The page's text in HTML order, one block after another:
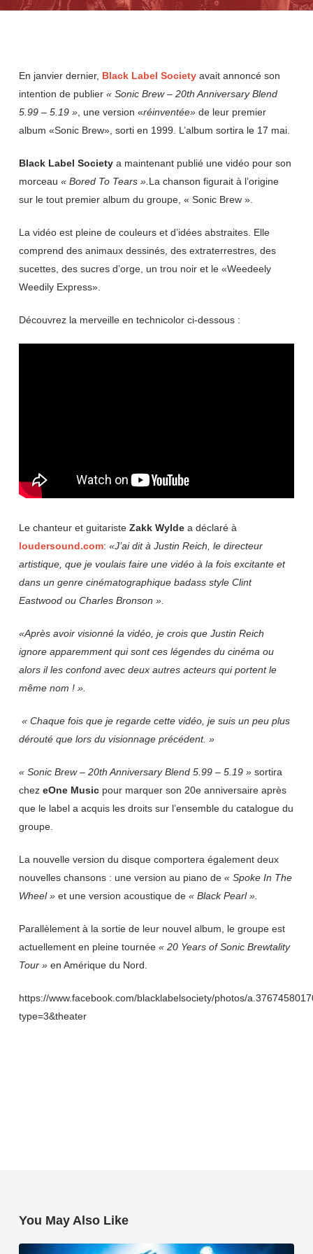
En janvier dernier, Black Label Societyavait annoncé son
intention de publier « Sonic Brew – 20th Anniversary Blend
5.99 – 5.19 », une version «réinventée»de leur premier
album «Sonic Brew», sorti en 1999. L’album sortira le 17 mai.
Black Label Societya maintenant publié une vidéo pour son
morceau « Bored To Tears ». La chanson figurait à l’origine
sur le tout premier album du groupe, « Sonic Brew ».
La vidéo est pleine de couleurs et d’idées abstraites. Elle
comprend des animaux dessinés, des extraterrestres, des
sucettes, des sucres d’orge, un trou noir et le «Weedeely
Weedily Express».
Découvrez la merveille en technicolor ci-dessous :
Le chanteur et guitariste Zakk Wyldea déclaré à
loudersound.com: «J’ai dit à Justin Reich, le directeur
artistique, que je voulais faire une vidéo à la fois excitante et
dans un genre cinématographique badass style Clint
Eastwood ou Charles Bronson ».
«Après avoir visionné la vidéo, je crois que Justin Reich
ignore apparemment qui sont ces légendes du cinéma ou
alors il les confond avec deux autres acteurs qui portent le
même nom ! ».
« Chaque fois que je regarde cette vidéo, je suis un peu plus
dérouté que lors du visionnage précédent. »
« Sonic Brew – 20th Anniversary Blend 5.99 – 5.19 »sortira
chez eOne Musicpour marquer son 20e anniversaire après
que le label a acquis les droits sur l’ensemble du catalogue du
groupe.
La nouvelle version du disque comportera également deux
nouvelles chansons : une version au piano de « Spoke In The
Wheel »et une version acoustique de « Black Pearl ».
Parallèlement à la sortie de leur nouvel album, le groupe est
actuellement en pleine tournée « 20 Years of Sonic Brewtality
Tour »en Amérique du Nord.
https://www.facebook.com/blacklabelsociety/photos/
type=3&theater
You May Also Like